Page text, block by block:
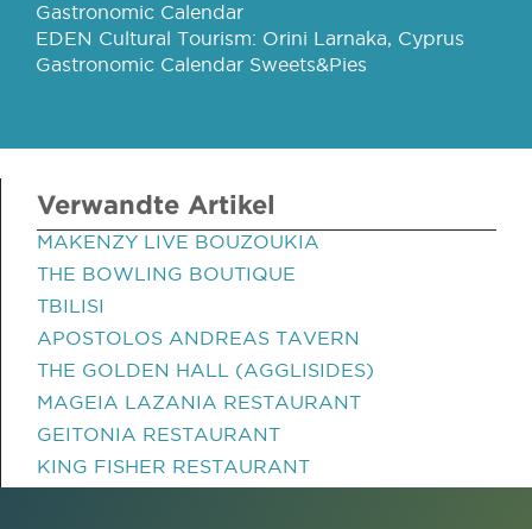
Gastronomic Calendar
EDEN Cultural Tourism: Orini Larnaka, Cyprus
Gastronomic Calendar Sweets&Pies
Verwandte Artikel
MAKENZY LIVE BOUZOUKIA
THE BOWLING BOUTIQUE
TBILISI
APOSTOLOS ANDREAS TAVERN
THE GOLDEN HALL (AGGLISIDES)
MAGEIA LAZANIA RESTAURANT
GEITONIA RESTAURANT
KING FISHER RESTAURANT